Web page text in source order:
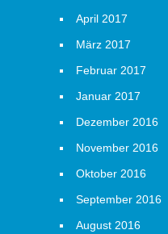
April 2017
März 2017
Februar 2017
Januar 2017
Dezember 2016
November 2016
Oktober 2016
September 2016
August 2016